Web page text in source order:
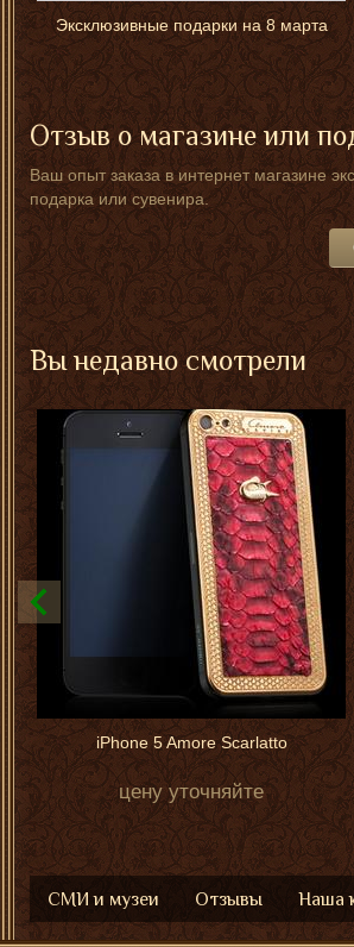
Эксклюзивные подарки на 8 марта
Отзыв о магазине или
Ваш опыт заказа в интернет магазине
подарка или сувенира.
Вы недавно смотрели
iPhone 5 Amore Scarlatto
цену уточняйте
СМИ и музеи Отзывы Наша